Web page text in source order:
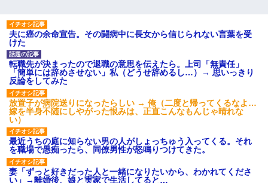
【画像】女の子「お母さん！！私ようやくファッションモ
デルに選ばれたの！絶対見に来てね！」→悲しい結果がこ
れ・・・
夫に癌の余命宣告。その闘病中に長女から信じられない言葉を受
けた
転職先が決まったので退職の意思を伝えたら。上司「無責任」
「簡単には辞めさせない」私（どうせ辞めるし…）→ 思いっきり
反論をしてみた
放置子が病院送りになったらしい → 俺（二度と帰ってくるなよ…
嫁を半身不随にしやがった恨みは、正直こんなもんじゃ晴れな
い）
最近うちの庭に知らない男の人がしょっちゅう入ってくる。それ
を職場で愚痴ったら、同僚男性が怒鳴りつけてきた。
妻「ずっと好きだった人と一緒になりたいから、わかれてくださ
い」→離婚後、娘と実家で生活してると…